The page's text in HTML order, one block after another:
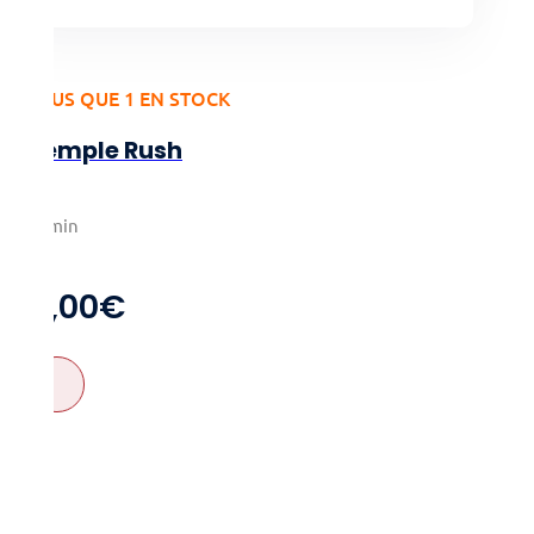
PLUS QUE 1 EN STOCK
Temple Rush
25min
11,00€